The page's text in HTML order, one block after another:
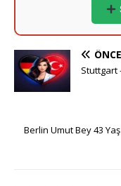
Ömer (37) -
istiyorum.
Esra (35) - Essen:
Stuttgart
Berlin Umut Bey 43